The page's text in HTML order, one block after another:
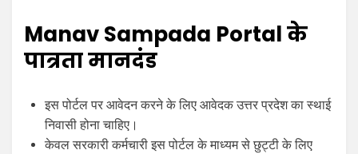
Manav Sampada Portal के
पात्रता मानदंड
इस पोर्टल पर आवेदन करने के लिए आवेदक उत्तर प्रदेश का स्थाई
निवासी होना चाहिए।
केवल सरकारी कर्मचारी इस पोर्टल के माध्यम से छुट्टी के लिए